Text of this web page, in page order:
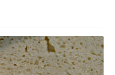
υπό-
μενού
υπό-